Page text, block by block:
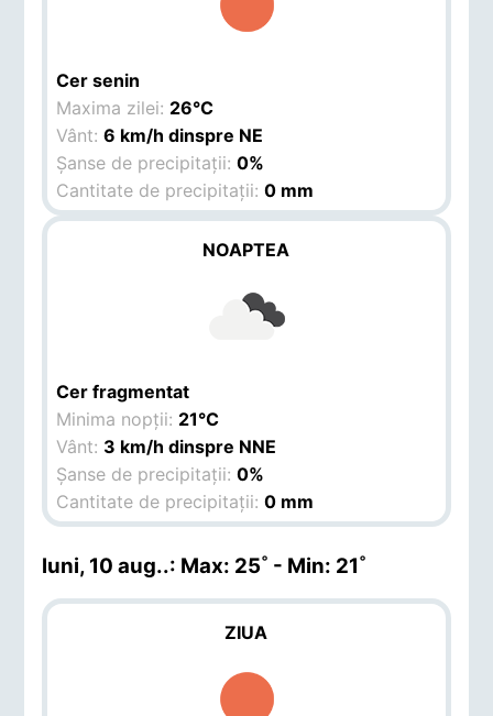
Cer senin
Maxima zilei: 26°C
Vânt:6 km/h dinspre NE
Șanse de precipitații:0%
Cantitate de precipitații:0 mm
NOAPTEA
Cer fragmentat
Minima nopții: 21°C
Vânt: 3 km/h dinspre NNE
Șanse de precipitații:0%
Cantitate de precipitații:0 mm
luni, 10 aug..: Max: 25˚ - Min: 21˚
ZIUA